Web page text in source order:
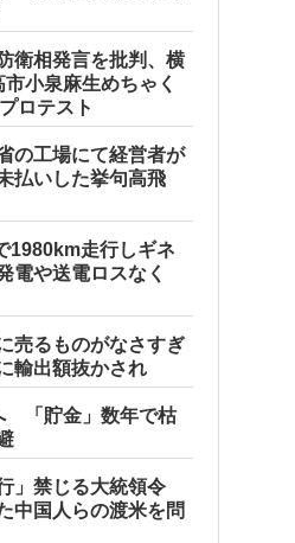
衛相発言を批判、横
小泉麻生めちゃく
ロテスト
の工場にて経営者が
払いした挙句高飛
1980km走行しギネ
電や送電ロスなく
売るものがなさすぎ
輸出額抜かされ
「貯金」数年で枯
」禁じる大統領令
中国人らの渡米を問